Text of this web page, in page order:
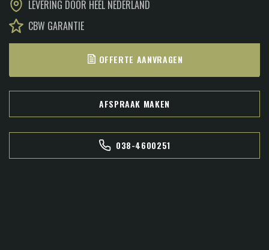
LEVERING DOOR HEEL NEDERLAND
CBW GARANTIE
OFFERTE AANVRAGEN
AFSPRAAK MAKEN
038-4600251